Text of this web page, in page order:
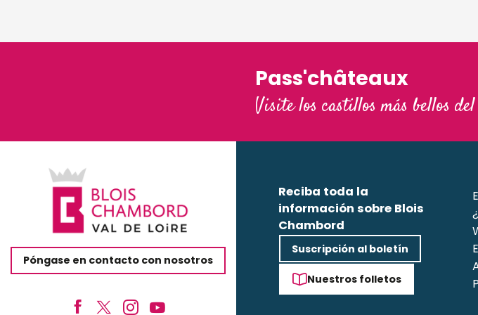
Pass'châteaux
Visite los castillos más bellos
Póngase en contacto con nosotros
Reciba toda la
información sobre Blois
Chambord
Suscripción al boletín
Nuestros folletos